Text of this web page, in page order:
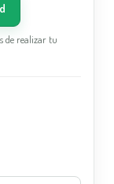
de realizar tu